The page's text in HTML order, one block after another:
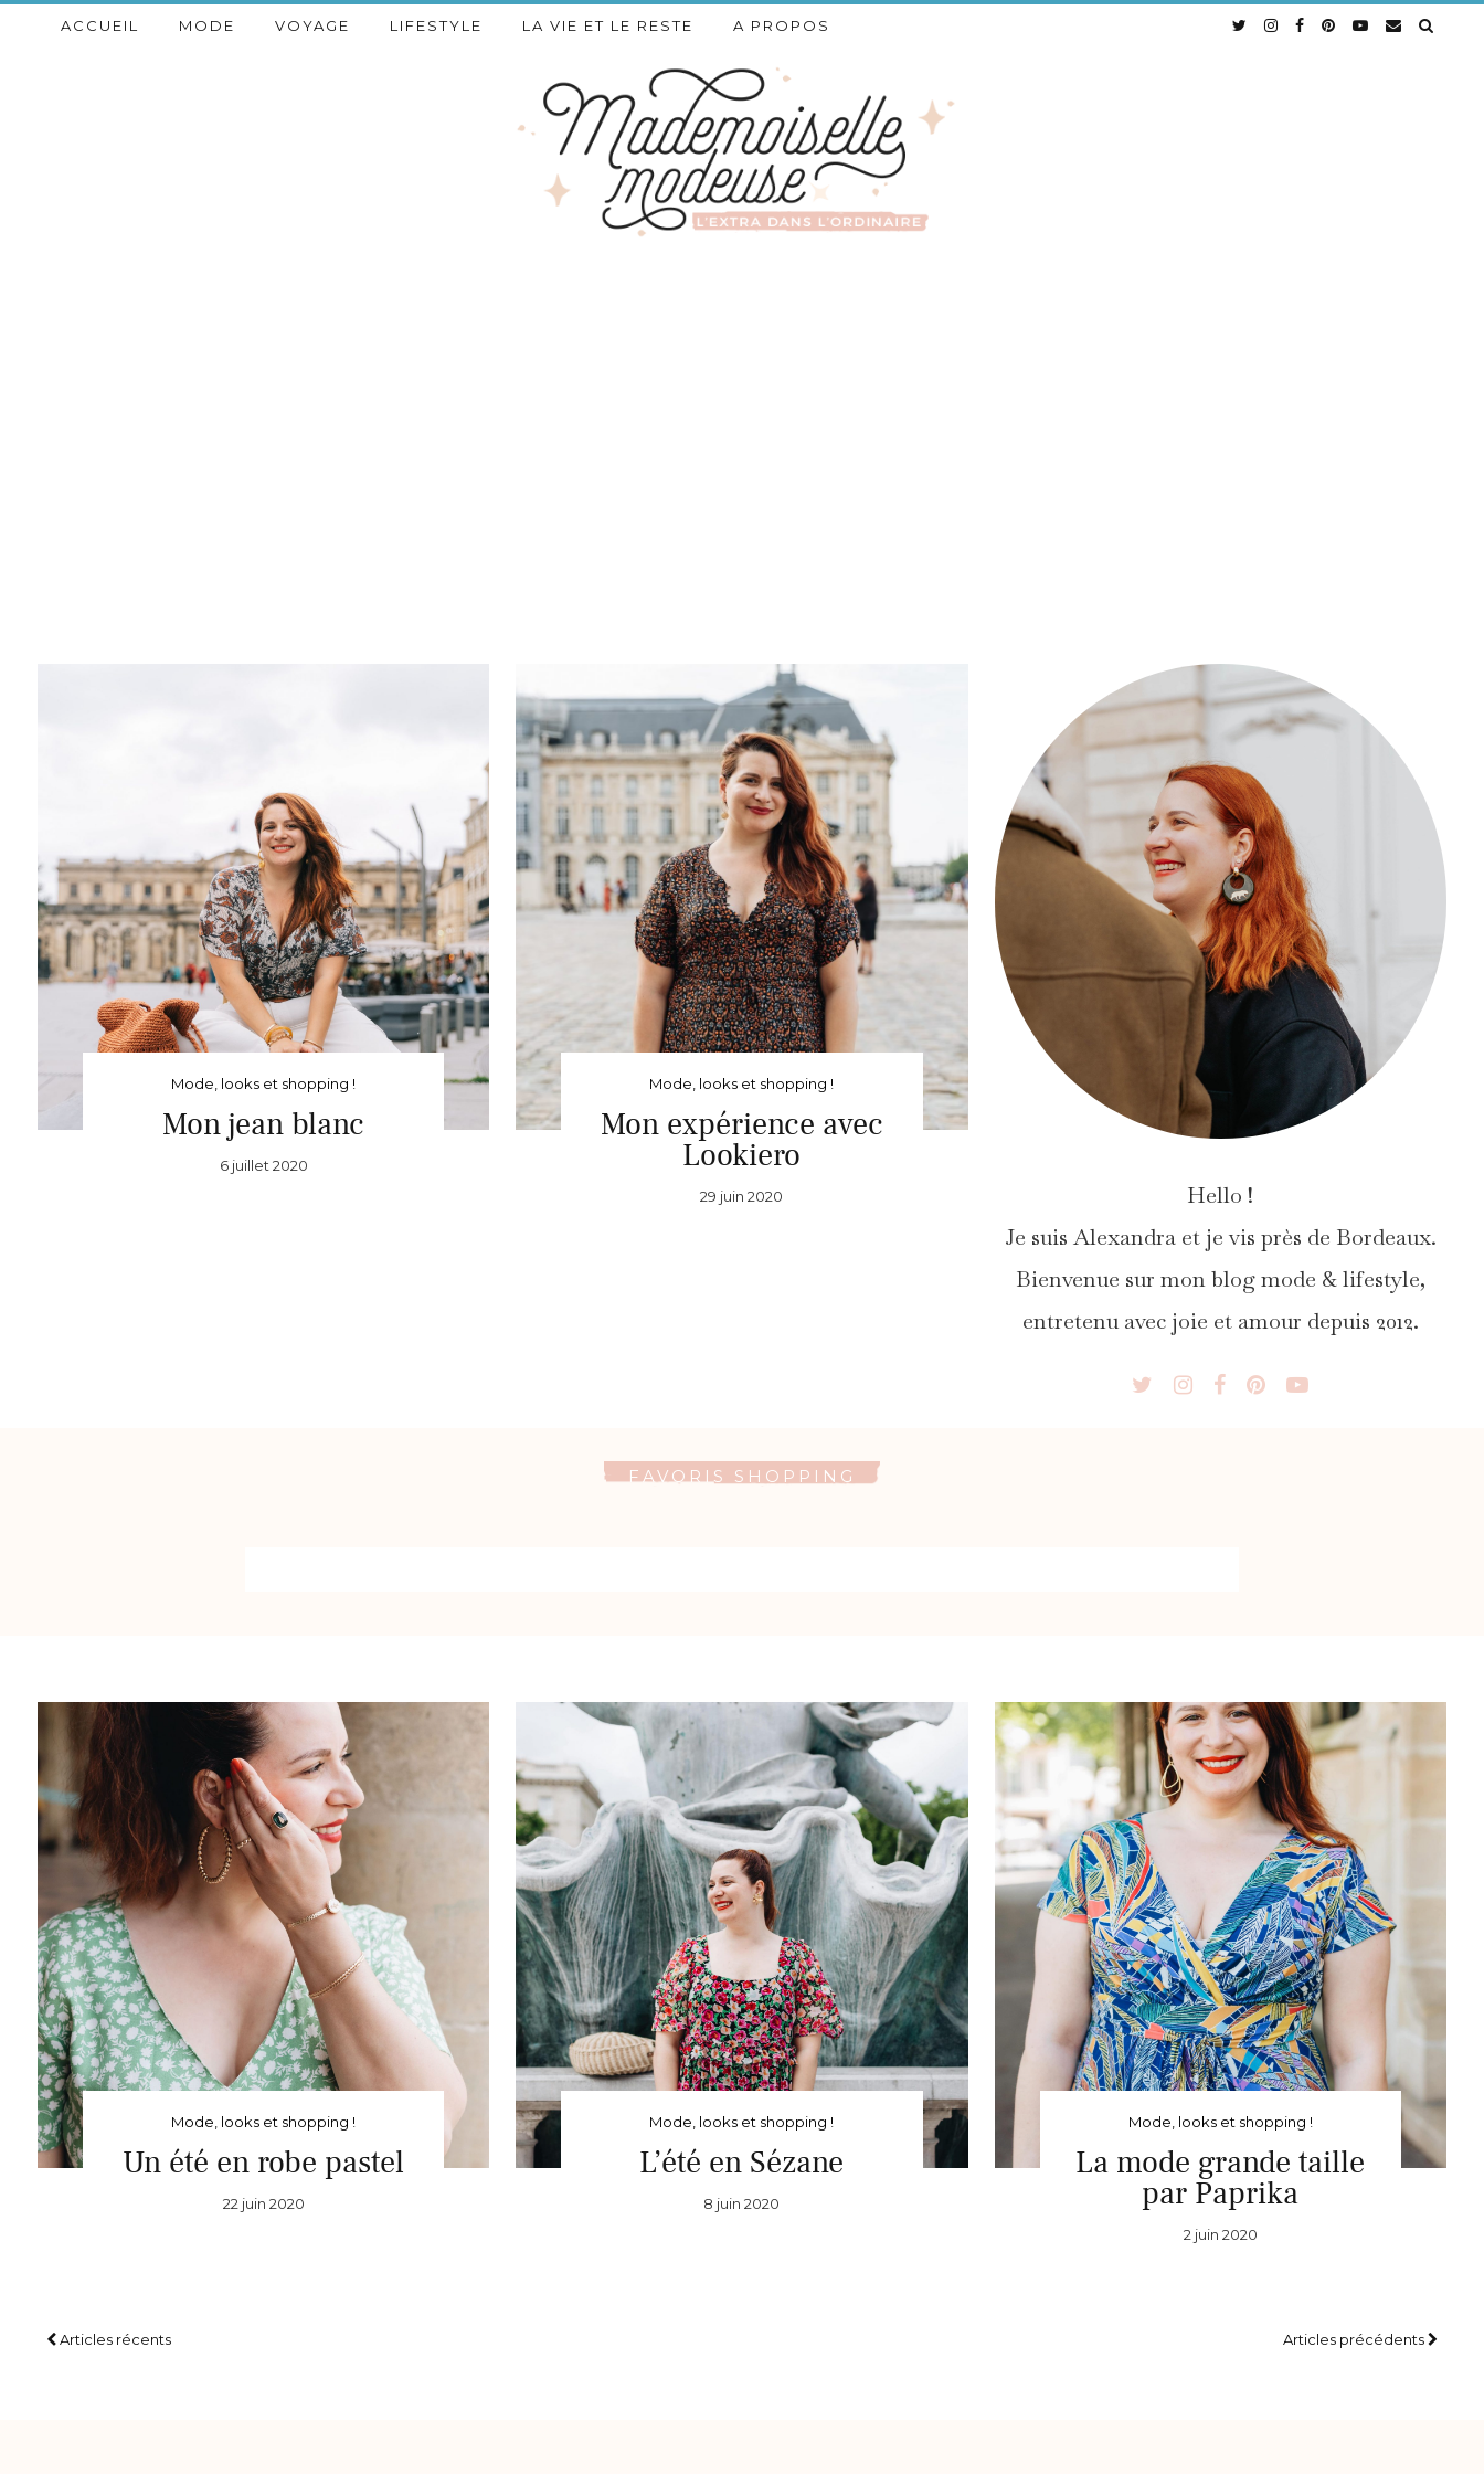
ACCUEIL MODE VOYAGE LIFESTYLE LA VIE ET LE RESTE A PROPOS
Mode, looks et shopping !
Mon jean blanc
6 juillet 2020
Mode, looks et shopping !
Mon expérience avec
Lookiero
29 juin 2020
Hello !
Je suis Alexandra et je vis près de Bordeaux.
Bienvenue sur mon blog mode & lifestyle,
entretenu avec joie et amour depuis 2012.
FAVORIS SHOPPING
Mode, looks et shopping !
Un été en robe pastel
22 juin 2020
Mode, looks et shopping !
L’été en Sézane
8 juin 2020
Mode, looks et shopping !
La mode grande taille
par Paprika
2 juin 2020
Articles récents Articles précédents